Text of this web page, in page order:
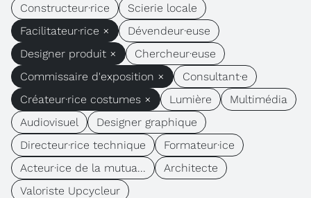
Constructeur·rice
Scierie locale
Facilitateur·rice ×
Dévendeur·euse
Designer produit ×
Chercheur·euse
Commissaire d'exposition ×
Consultant·e
Créateur·rice costumes ×
Lumière
Multimédia
Audiovisuel
Designer graphique
Directeur·rice technique
Formateur·ice
Acteur·ice de la mutua...
Architecte
Valoriste Upcycleur